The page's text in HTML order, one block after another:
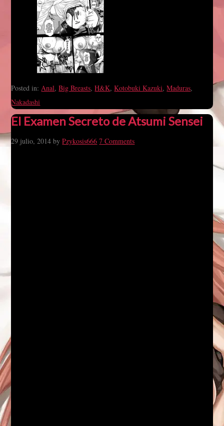
Posted in: Anal,Big Breasts,H&K,Kotobuki Kazuki,Maduras,
Nakadashi
El Examen Secreto de Atsumi Sensei
29 julio, 2014 byPzykosis666 7 Comments